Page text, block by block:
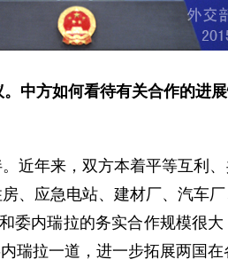
中方如何看待有关合作的进
年来，双方本着平等互利
、应急电站、建材厂、汽车
委内瑞拉的务实合作规模很
拉一道，进一步拓展两国在